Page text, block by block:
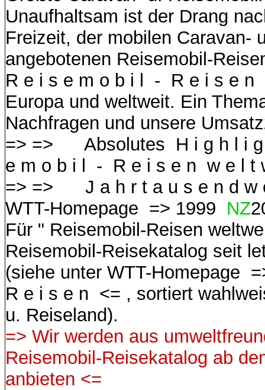
Unaufhaltsam ist der Drang
Freizeit, der mobilen Caravan-
angebotenen Reisemobil-
R e i s e m o b i l - R e i s e n
Europa und weltweit. Ein
Nachfragen und unsere
=> => Absolutes H i g h l i g
e m o b i l - R e i s e n w e l
=> => J a h r t a u s e n d w
WTT-Homepage => 1999 NZ
Für " Reisemobil-Reisen
Reisemobil-Reisekatalog seit
(siehe unter WTT-
R e i s e n <= , sortiert
u. Reiseland).
=> Wir werden aus
Reisemobil-Reisekatalog ab
anbieten <=